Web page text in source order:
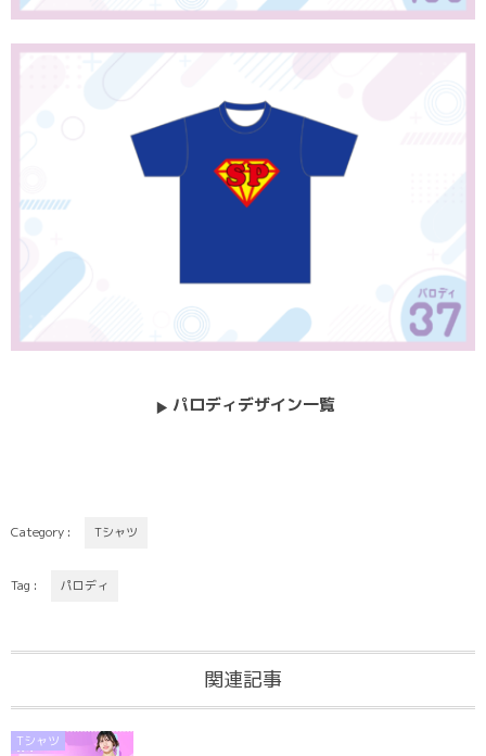
パロディデザイン一覧
Category : Tシャツ
Tag : パロディ
関連記事
Tシャツ